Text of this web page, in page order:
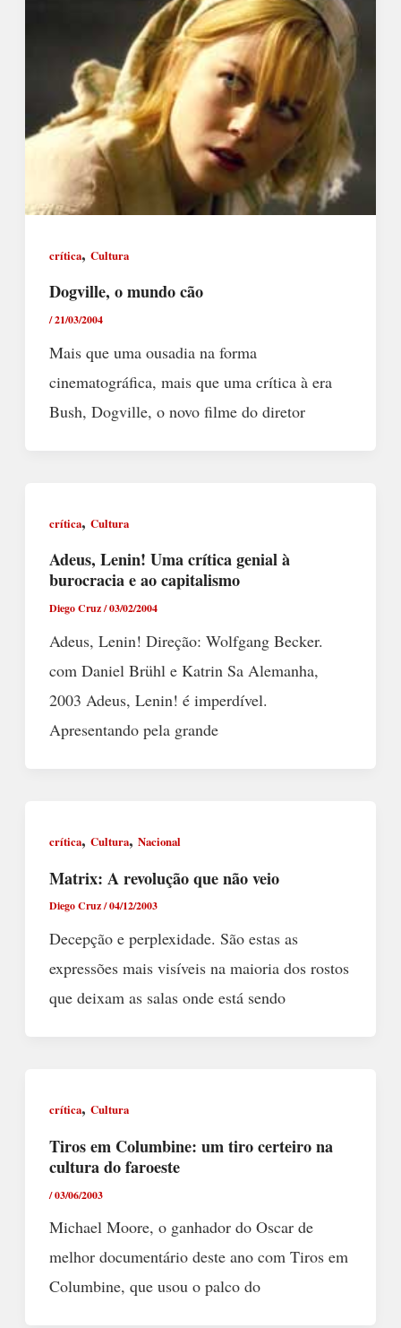
crítica, Cultura
Dogville, o mundo cão
/21/03/2004
Mais que uma ousadia na forma
cinematográfica, mais que uma crítica à era
Bush, Dogville, o novo filme do diretor
crítica, Cultura
Adeus, Lenin! Uma crítica genial à
burocracia e ao capitalismo
Diego Cruz/03/02/2004
Adeus, Lenin! Direção: Wolfgang Becker.
com Daniel Brühl e Katrin Sa Alemanha,
2003 Adeus, Lenin! é imperdível.
Apresentando pela grande
crítica, Cultura, Nacional
Matrix: A revolução que não veio
Diego Cruz/04/12/2003
Decepção e perplexidade. São estas as
expressões mais visíveis na maioria dos rostos
que deixam as salas onde está sendo
crítica, Cultura
Tiros em Columbine: um tiro certeiro na
cultura do faroeste
/03/06/2003
Michael Moore, o ganhador do Oscar de
melhor documentário deste ano com Tiros em
Columbine, que usou o palco do